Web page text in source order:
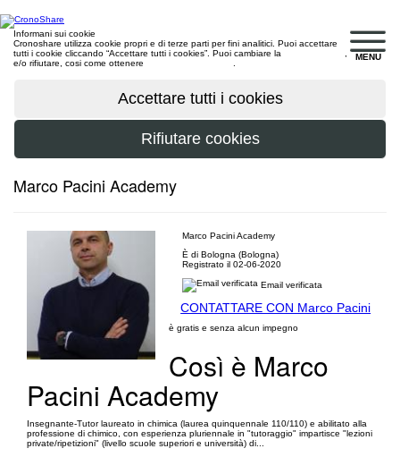
MENU
Informani sui cookie
Cronoshare utilizza cookie propri e di terze parti per fini analitici. Puoi accettare
tutti i cookie cliccando “Accettare tutti i cookies”. Puoi cambiare la
e/o rifiutare, cosi come ottenere
Marco Pacini Academy
Marco Pacini Academy
È di Bologna (Bologna)
Registrato il 02-06-2020
Email verificata
CONTATTARE CON Marco Pacini
è gratis e senza alcun impegno
Così è Marco
Pacini Academy
Insegnante-Tutor laureato in chimica (laurea quinquennale 110/110) e abilitato alla
professione di chimico, con esperienza pluriennale in "tutoraggio" impartisce "lezioni
private/ripetizioni" (livello scuole superiori e università) di...